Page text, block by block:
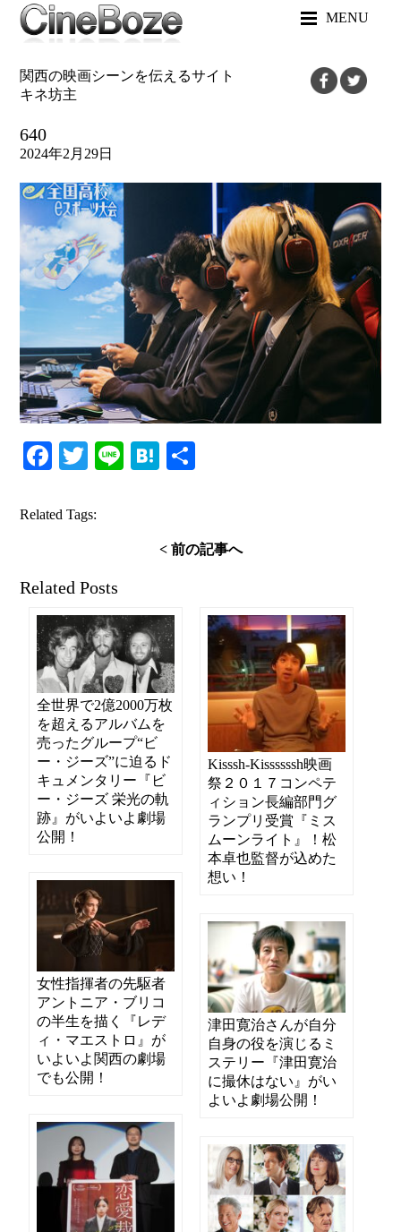
MENU
関西の映画シーンを伝えるサイト
キネ坊主
640
2024年2月29日
Facebook
TwitterLineHatena
Related Tags:
< 前の記事へ
Related Posts
全世界で2億2000万枚
を超えるアルバムを
売ったグループ“ビ
ー・ジーズ”に迫るド
キュメンタリー『ビ
ー・ジーズ 栄光の軌
跡』がいよいよ劇場
公開！
Kisssh-Kissssssh映画
祭２０１７コンペテ
ィション長編部門グ
ランプリ受賞『ミス
ムーンライト』！松
本卓也監督が込めた
想い！
女性指揮者の先駆者
アントニア・ブリコ
の半生を描く『レデ
ィ・マエストロ』が
いよいよ関西の劇場
でも公開！
津田寛治さんが自分
自身の役を演じるミ
ステリー『津田寛治
に撮休はない』がい
よいよ劇場公開！